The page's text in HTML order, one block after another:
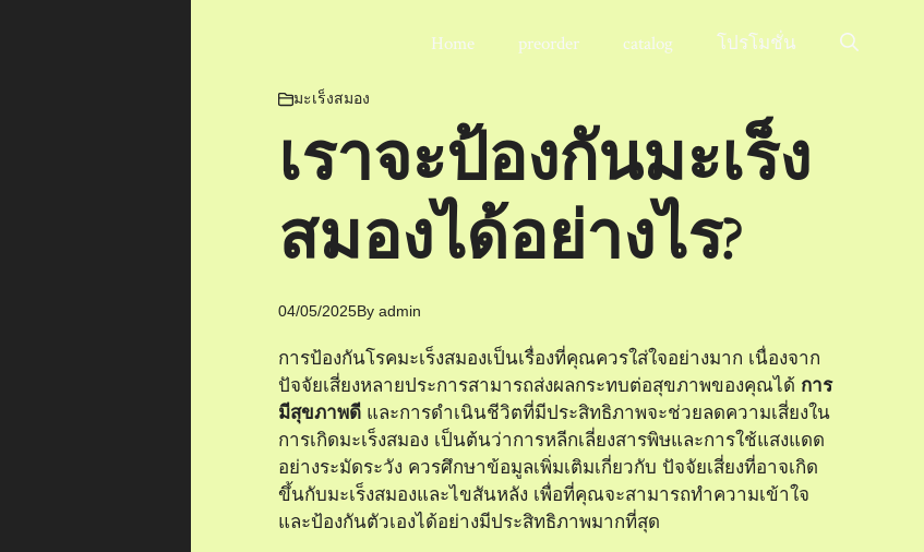
Home preorder catalog โปรโมชั่น
มะเร็งสมอง
เราจะป้องกันมะเร็ง
สมองได้อย่างไร?
04/05/2025By admin
การป้องกันโรคมะเร็งสมองเป็นเรื่องที่คุณควรใส่ใจอย่างมาก เนื่องจาก
ปัจจัยเสี่ยงหลายประการสามารถส่งผลกระทบต่อสุขภาพของคุณได้ การ
มีสุขภาพดี และการดำเนินชีวิตที่มีประสิทธิภาพจะช่วยลดความเสี่ยงใน
การเกิดมะเร็งสมอง เป็นต้นว่าการหลีกเลี่ยงสารพิษและการใช้แสงแดด
อย่างระมัดระวัง ควรศึกษาข้อมูลเพิ่มเติมเกี่ยวกับ ปัจจัยเสี่ยงที่อาจเกิด
ขึ้นกับมะเร็งสมองและไขสันหลัง เพื่อที่คุณจะสามารถทำความเข้าใจ
และป้องกันตัวเองได้อย่างมีประสิทธิภาพมากที่สุด